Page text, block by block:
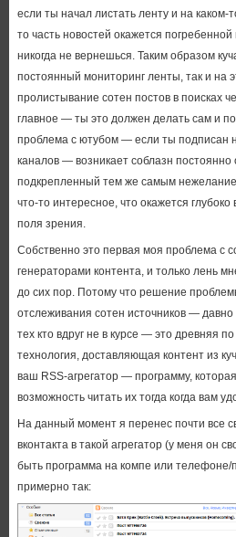
если ты начал листать ленту и на каком-
то часть новостей окажется
никогда не вернешься. Таким образом
постоянный мониторинг ленты, так и на
пролистывание сотен постов в поисках
главное — ты это должен делать сам и
проблема с ютубом — если ты подписан
каналов — возникает соблазн постоянно
подкрепленный тем же самым
что-то интересное, что окажется глубоко
поля зрения.
Собственно это первая моя проблема с
генераторами контента, и только лень
до сих пор. Потому что решение
отслеживания сотен источников —
тех кто вдруг не в курсе — это древняя
технология, доставляющая контент из
ваш RSS-агрегатор — программу,
возможность читать их тогда когда вам
На данный момент я перенес почти все
вконтакта в такой агрегатор (у меня он
быть программа на компе или телефоне/
примерно так: